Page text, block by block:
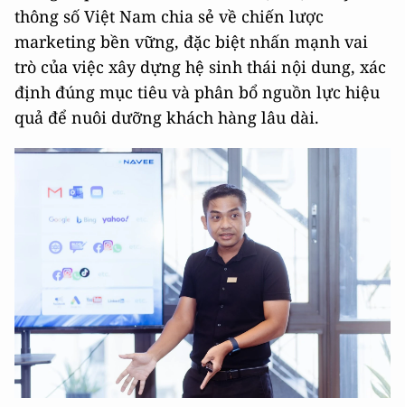
thông số Việt Nam chia sẻ về chiến lược
marketing bền vững, đặc biệt nhấn mạnh vai
trò của việc xây dựng hệ sinh thái nội dung, xác
định đúng mục tiêu và phân bổ nguồn lực hiệu
quả để nuôi dưỡng khách hàng lâu dài.